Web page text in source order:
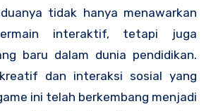
tidak hanya menawarkan
interaktif, tetapi juga
baru dalam dunia pendidikan.
dan interaksi sosial yang
ini telah berkembang menjadi